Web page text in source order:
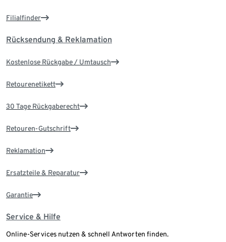
Filialfinder
Rücksendung & Reklamation
Kostenlose Rückgabe / Umtausch
Retourenetikett
30 Tage Rückgaberecht
Retouren-Gutschrift
Reklamation
Ersatzteile & Reparatur
Garantie
Service & Hilfe
Online-Services nutzen & schnell Antworten finden.